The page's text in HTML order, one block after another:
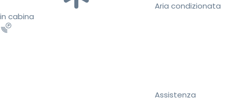
Aria condizionata
in cabina
Assistenza